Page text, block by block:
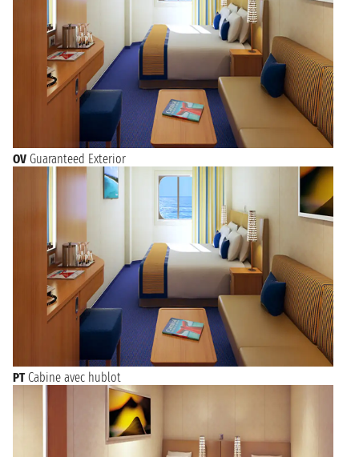
OV Guaranteed Exterior
PT Cabine avec hublot